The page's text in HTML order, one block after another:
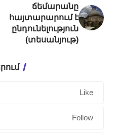
ճեմարանը
հայտարարում է
ընդունելություն
(տեսանյութ)
Like
Follow